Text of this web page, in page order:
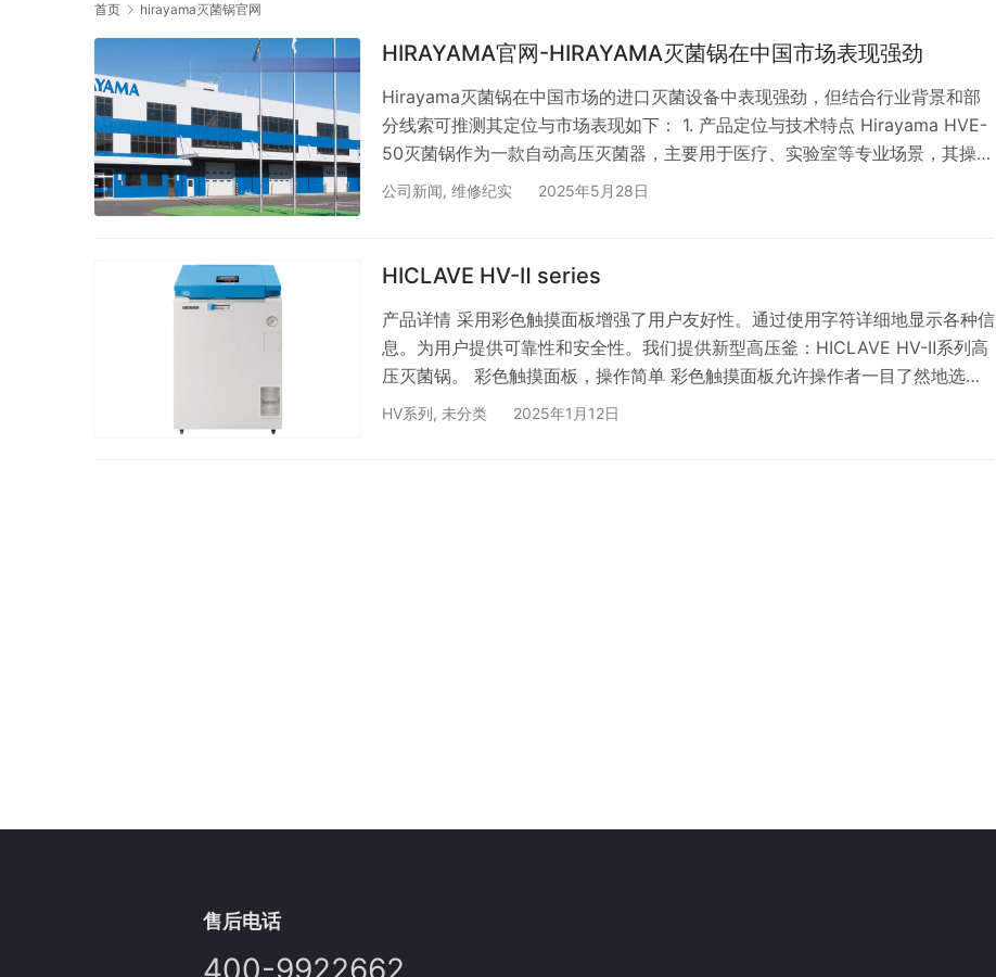
首页 hirayama灭菌锅官网
HIRAYAMA官网-HIRAYAMA灭菌锅在中国市场表现强劲
Hirayama灭菌锅在中国市场的进口灭菌设备中表现强劲，但结合行业背景和部
分线索可推测其定位与市场表现如下： 1. 产品定位与技术特点 Hirayama HVE-
50灭菌锅作为一款自动高压灭菌器，主要用于医疗、实验室等专业场景，其操作
手册显示其具备高温高压灭菌功能，需遵循严格的灭菌流程（如温度控制、压力
2. 市场需求与竞争环境 3.&nb…
公司新闻, 维修纪实 2025年5月28日
HICLAVE HV-Ⅱ series
产品详情 采用彩色触摸面板增强了用户友好性。通过使用字符详细地显示各种信
息。为用户提供可靠性和安全性。我们提供新型高压釜：HICLAVE HV-Ⅱ系列高
压灭菌锅。 彩色触摸面板，操作简单 彩色触摸面板允许操作者一目了然地选择
操作屏幕。 模式选择很容易 模式选择很容易。触摸屏幕，从屏幕上显示的五种
HV系列, 未分类 2025年1月12日
售后电话
400-9922662